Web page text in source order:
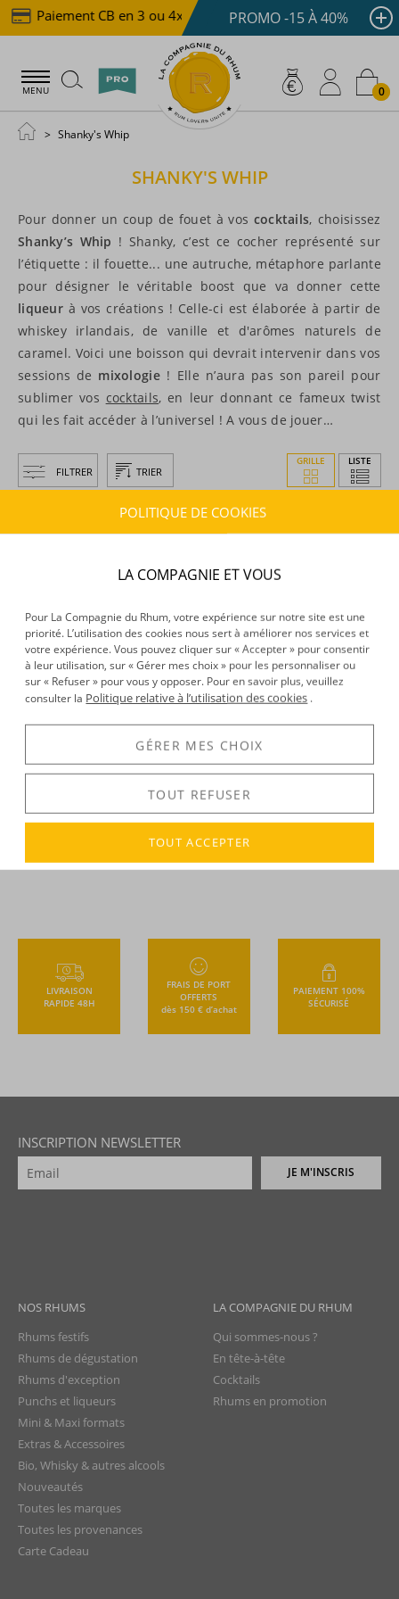
Paiement CB en 3 ou 4x dès 100 € Livraison
PROMO -15 À 40%
MENU 0
Shanky's Whip
SHANKY'S WHIP
Pour donner un coup de fouet à vos cocktails, choisissez
Shanky’s Whip ! Shanky, c’est ce cocher représenté sur
l’étiquette : il fouette... une autruche, métaphore parlante
pour désigner le véritable boost que va donner cette
liqueurà vos créations ! Celle-ci est élaborée à partir de
whiskey irlandais, de vanille et d'arômes naturels de
caramel. Voici une boisson qui devrait intervenir dans vos
sessions de mixologie! Elle n’aura pas son pareil pour
sublimer vos cocktails, en leur donnant ce fameux twist
qui les fait accéder à l’universel ! A vous de jouer…
FILTRER TRIER
GRILLE LISTE
Shanky's Whip -Liqueur -
blend - 70cl - 33°
+
31,63 €TTC
Shanky's Whip -Liqueur -
blend - Coffret 4 verres shot -
70cl - 35°
+
39,67 €TTC
Vous avez vu2article(s) sur 2
LIVRAISON
RAPIDE 48H
FRAIS DE PORT
OFFERTS
dès 150 € d’achat
PAIEMENT 100%
SÉCURISÉ
INSCRIPTION NEWSLETTER
JE M'INSCRIS
NOS RHUMS
Rhums festifs
Rhums de dégustation
Rhums d'exception
Punchs et liqueurs
Mini & Maxi formats
Extras & Accessoires
Bio, Whisky & autres alcools
Nouveautés
Toutes les marques
Toutes les provenances
Carte Cadeau
LA COMPAGNIE DU RHUM
Qui sommes-nous ?
En tête-à-tête
Cocktails
Rhums en promotion
POLITIQUE DE COOKIES
LA COMPAGNIE ET VOUS
Pour La Compagnie du Rhum, votre expérience sur notre site est une
priorité. L’utilisation des cookies nous sert à améliorer nos services et
votre expérience. Vous pouvez cliquer sur « Accepter » pour consentir
à leur utilisation, sur « Gérer mes choix » pour les personnaliser ou
sur « Refuser » pour vous y opposer. Pour en savoir plus, veuillez
consulter la Politique relative à l’utilisation des cookies .
GÉRER MES CHOIX
TOUT REFUSER
TOUT ACCEPTER